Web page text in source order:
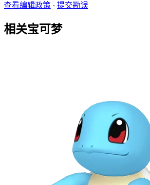
查看编辑政策 · 提交勘误
相关宝可梦